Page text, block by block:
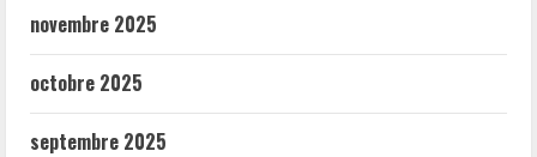
novembre 2025
octobre 2025
septembre 2025